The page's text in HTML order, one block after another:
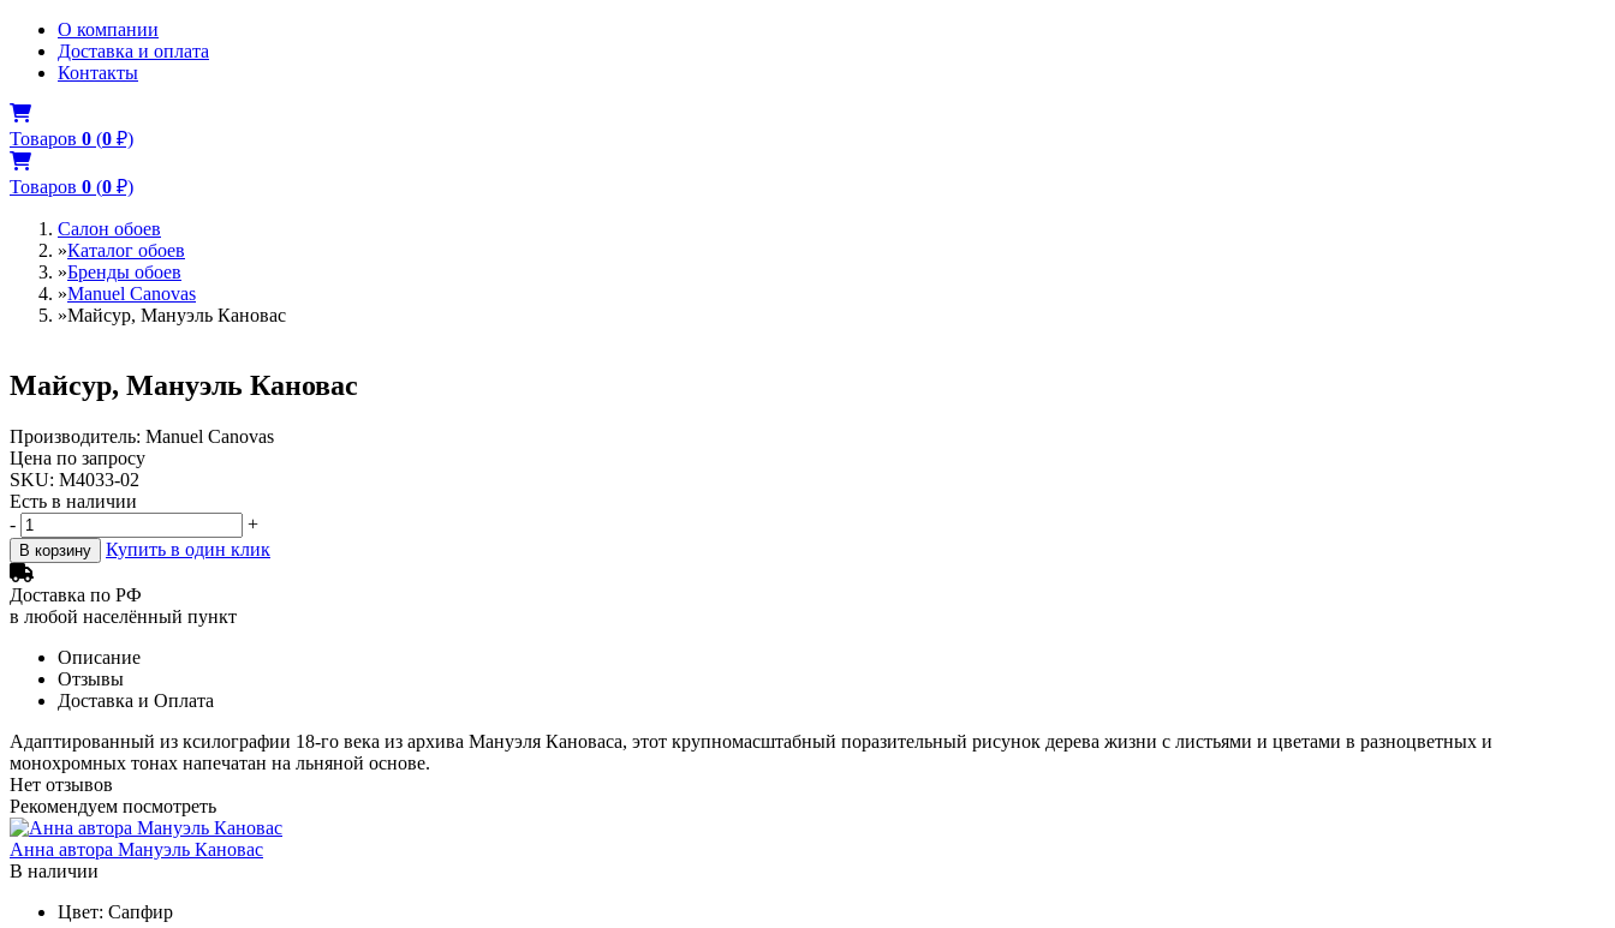
О компании
Доставка и оплата
Контакты
Товаров 0 (0 ₽)
Товаров 0 (0 ₽)
Салон обоев
»Каталог обоев
»Бренды обоев
»Manuel Canovas
»Майсур, Мануэль Кановас
Майсур, Мануэль Кановас
Производитель: Manuel Canovas
Цена по запросу
SKU: M4033-02
Есть в наличии
-
+
В корзину Купить в один клик
Доставка по РФ
в любой населённый пункт
Описание
Отзывы
Доставка и Оплата
Адаптированный из ксилографии 18-го века из архива Мануэля Кановаса, этот крупномасштабный поразительный рисунок дерева жизни с листьями и цветами в разноцветных и
монохромных тонах напечатан на льняной основе.
Нет отзывов
Рекомендуем посмотреть
Анна автора Мануэль Кановас
В наличии
Цвет: Сапфир